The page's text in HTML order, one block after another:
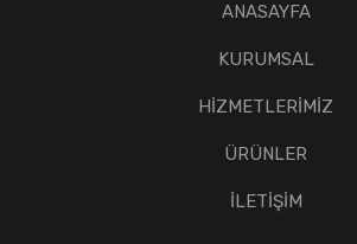
ANASAYFA
KURUMSAL
HİZMETLERİMİZ
ÜRÜNLER
İLETİŞİM